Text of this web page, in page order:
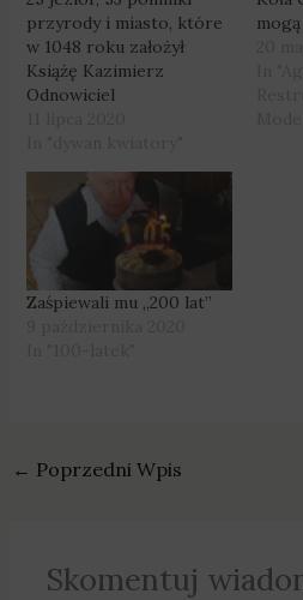
przyrody i miasto, które
w 1048 roku założył
Książę Kazimierz
Odnowiciel
Zaśpiewali mu „200 lat”
← Poprzedni Wpis
Skomentuj